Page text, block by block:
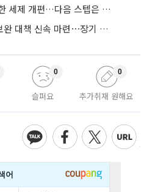
‘비거주 1주택자’ 정조준한 세제 개편…다음 스텝은 금융 대책
李 “삼전닉스 레버리지 보완 대책 신속 마련⋯장기 채무 과감히 탕감”
슬퍼요
0
추가취재 원해요
0